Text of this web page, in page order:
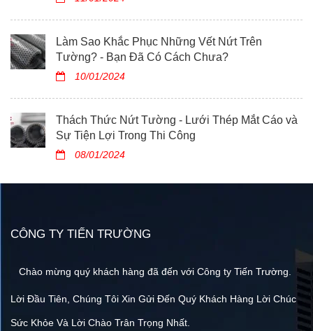
Làm Sao Khắc Phục Những Vết Nứt Trên
Tường? - Bạn Đã Có Cách Chưa?
10/01/2024
Thách Thức Nứt Tường - Lưới Thép Mắt Cáo và
Sự Tiện Lợi Trong Thi Công
08/01/2024
CÔNG TY TIẾN TRƯỜNG
Chào mừng quý khách hàng đã đến với Công ty Tiến Trường.
Lời Đầu Tiên, Chúng Tôi Xin Gửi Đến Quý Khách Hàng Lời Chúc
Sức Khỏe Và Lời Chào Trân Trọng Nhất.